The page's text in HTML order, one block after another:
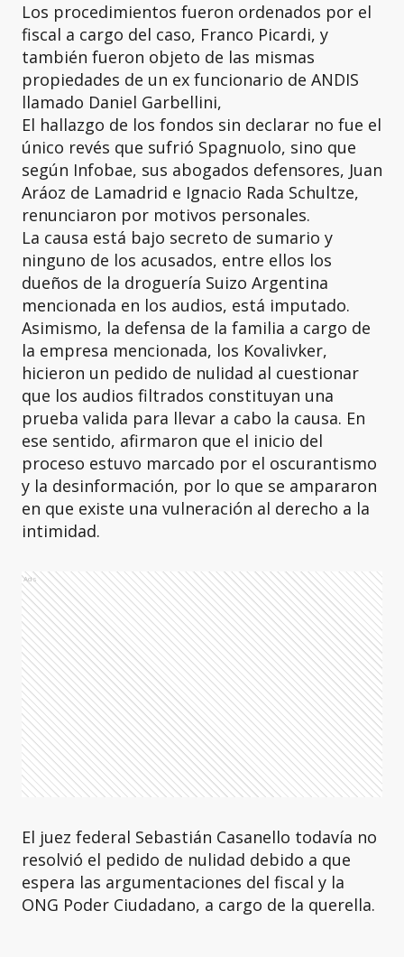
Los procedimientos fueron ordenados por el
fiscal a cargo del caso, Franco Picardi, y
también fueron objeto de las mismas
propiedades de un ex funcionario de ANDIS
llamado Daniel Garbellini,
El hallazgo de los fondos sin declarar no fue el
único revés que sufrió Spagnuolo, sino que
según Infobae, sus abogados defensores, Juan
Aráoz de Lamadrid e Ignacio Rada Schultze,
renunciaron por motivos personales.
La causa está bajo secreto de sumario y
ninguno de los acusados, entre ellos los
dueños de la droguería Suizo Argentina
mencionada en los audios, está imputado.
Asimismo, la defensa de la familia a cargo de
la empresa mencionada, los Kovalivker,
hicieron un pedido de nulidad al cuestionar
que los audios filtrados constituyan una
prueba valida para llevar a cabo la causa. En
ese sentido, afirmaron que el inicio del
proceso estuvo marcado por el oscurantismo
y la desinformación, por lo que se ampararon
en que existe una vulneración al derecho a la
intimidad.
Ads
El juez federal Sebastián Casanello todavía no
resolvió el pedido de nulidad debido a que
espera las argumentaciones del fiscal y la
ONG Poder Ciudadano, a cargo de la querella.